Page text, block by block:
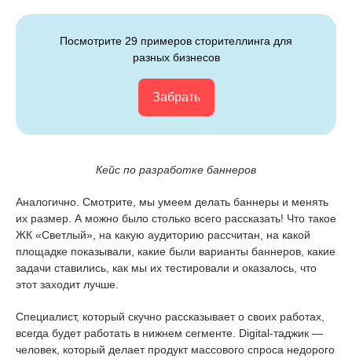
Посмотрите 29 примеров сторителлинга для
разных бизнесов
Забрать
Кейс по разработке баннеров
Аналогично. Смотрите, мы умеем делать баннеры и менять
их размер. А можно было столько всего рассказать! Что такое
ЖК «Светлый», на какую аудиторию рассчитан, на какой
площадке показывали, какие были варианты баннеров, какие
задачи ставились, как мы их тестировали и оказалось, что
этот заходит лучше.
Специалист, который скучно рассказывает о своих работах,
всегда будет работать в нижнем сегменте. Digital-таджик —
человек, который делает продукт массового спроса недорого